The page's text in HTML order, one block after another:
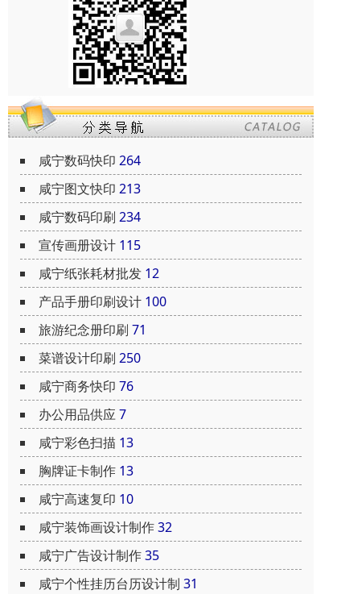
咸宁数码快印 264
咸宁图文快印 213
咸宁数码印刷 234
宣传画册设计 115
咸宁纸张耗材批发 12
产品手册印刷设计 100
旅游纪念册印刷 71
菜谱设计印刷 250
咸宁商务快印 76
办公用品供应7
咸宁彩色扫描 13
胸牌证卡制作 13
咸宁高速复印 10
咸宁装饰画设计制作32
咸宁广告设计制作35
咸宁个性挂历台历设计制 31